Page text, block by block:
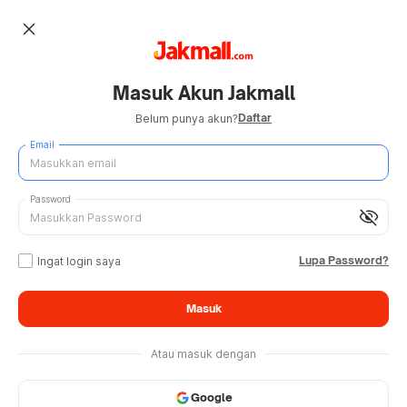
close
Masuk Akun Jakmall
Belum punya akun?Daftar
Email
visibility_off
Password
Ingat login saya Lupa Password?
Masuk
Atau masuk dengan
Google